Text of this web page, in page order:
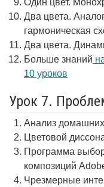
Один цвет.
Два цвета.
гармоническая
Два цвета.
Больше знаний
10 уроков
Урок 7.
Анализ домашних
Цветовой
Программа
композиций
Чрезмерные